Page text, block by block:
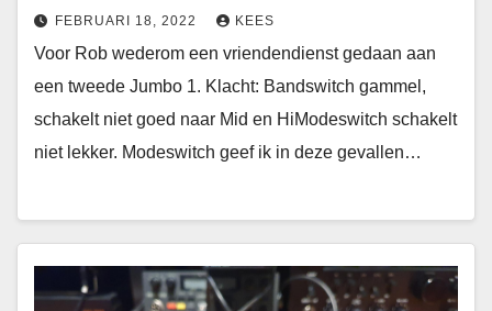
FEBRUARI 18, 2022 KEES
Voor Rob wederom een vriendendienst gedaan aan
een tweede Jumbo 1. Klacht: Bandswitch gammel,
schakelt niet goed naar Mid en HiModeswitch schakelt
niet lekker. Modeswitch geef ik in deze gevallen…